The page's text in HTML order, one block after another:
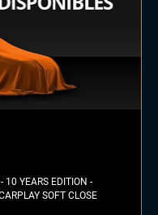
10 YEARS EDITION -
SOFT CLOSE